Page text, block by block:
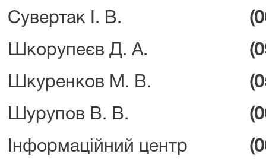
Сувертак І. В.
Шкорупеєв Д. А.
Шкуренков М. В.
Шурупов В. В.
Інформаційний центр